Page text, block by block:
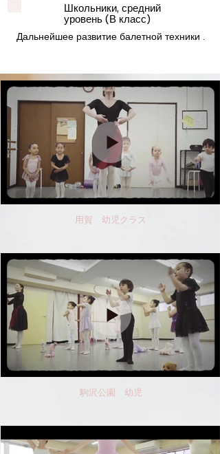
Школьники, средний
уровень (В класс​)
Дальнейшее развитие балетной техники .​
用賀 幼児クラス
駒沢公園 幼児